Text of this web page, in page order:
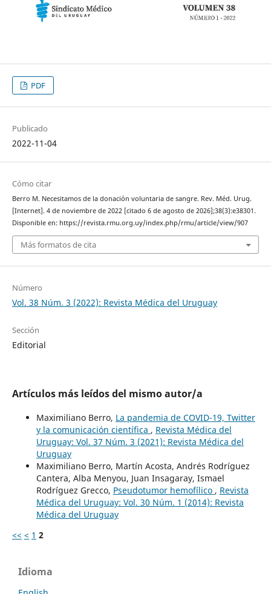
PDF
Publicado
2022-11-04
Cómo citar
Berro M. Necesitamos de la donación voluntaria de sangre. Rev. Méd. Urug.
[Internet]. 4 de noviembre de 2022 [citado 6 de agosto de 2026];38(3):e38301.
Disponible en: https://revista.rmu.org.uy/index.php/rmu/article/view/907
Más formatos de cita
Número
Vol. 38 Núm. 3 (2022): Revista Médica del Uruguay
Sección
Editorial
Artículos más leídos del mismo autor/a
Maximiliano Berro, La pandemia de COVID-19, Twitter
y la comunicación científica , Revista Médica del
Uruguay: Vol. 37 Núm. 3 (2021): Revista Médica del
Uruguay
Maximiliano Berro, Martín Acosta, Andrés Rodríguez
Cantera, Alba Menyou, Juan Insagaray, Ismael
Rodríguez Grecco, Pseudotumor hemofílico , Revista
Médica del Uruguay: Vol. 30 Núm. 1 (2014): Revista
Médica del Uruguay
<< < 1 2
Idioma